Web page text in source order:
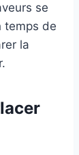
se
temps de
la